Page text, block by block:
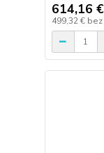
614,16 €
499,32 € bez